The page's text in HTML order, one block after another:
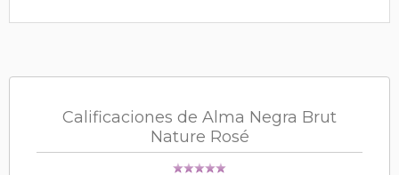
Calificaciones de Alma Negra Brut
Nature Rosé